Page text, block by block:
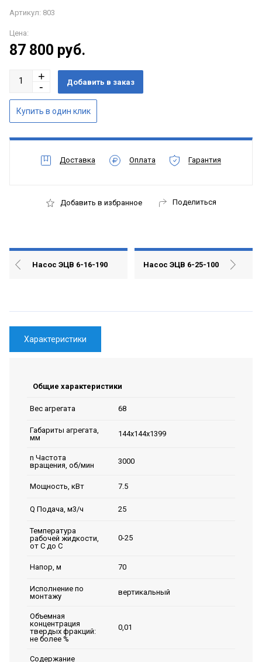
Артикул: 803
Цена:
87 800 руб.
Доставка Оплата Гарантия
Добавить в избранное Поделиться
Насос ЭЦВ 6-16-190 Насос ЭЦВ 6-25-100
Характеристики
Общие характеристики
Вес агрегата 68
Габариты агрегата,
мм
144х144х1399
n Частота
вращения, об/мин
3000
Мощность, кВт 7.5
Q Подача, м3/ч 25
Температура
рабочей жидкости,
от С до С
0-25
Напор, м 70
Исполнение по
монтажу
вертикальный
Объемная
концентрация
твердых фракций:
не более %
0,01
Содержание